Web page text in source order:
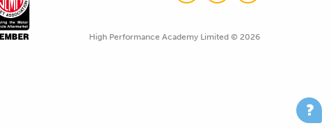
High Performance Academy Limited © 2026